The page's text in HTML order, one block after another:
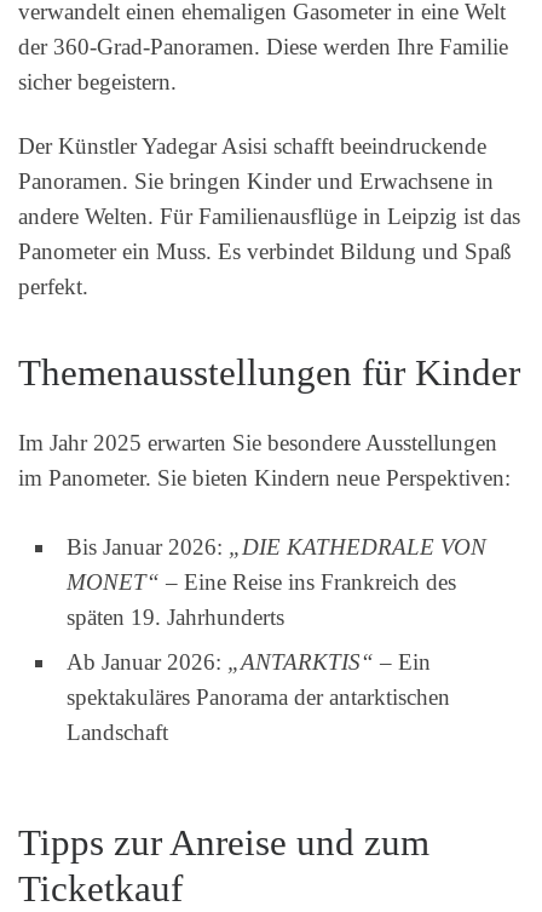
verwandelt einen ehemaligen Gasometer in eine Welt
der 360-Grad-Panoramen. Diese werden Ihre Familie
sicher begeistern.
Der Künstler Yadegar Asisi schafft beeindruckende
Panoramen. Sie bringen Kinder und Erwachsene in
andere Welten. Für Familienausflüge in Leipzig ist das
Panometer ein Muss. Es verbindet Bildung und Spaß
perfekt.
Themenausstellungen für Kinder
Im Jahr 2025 erwarten Sie besondere Ausstellungen
im Panometer. Sie bieten Kindern neue Perspektiven:
Bis Januar 2026: „DIE KATHEDRALE VON
MONET“ – Eine Reise ins Frankreich des
späten 19. Jahrhunderts
Ab Januar 2026: „ANTARKTIS“ – Ein
spektakuläres Panorama der antarktischen
Landschaft
Tipps zur Anreise und zum
Ticketkauf